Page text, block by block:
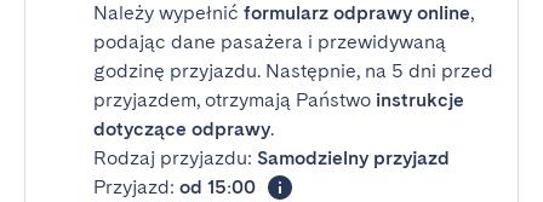
Należy wypełnić formularz odprawy online,
podając dane pasażera i przewidywaną
godzinę przyjazdu. Następnie, na 5 dni przed
przyjazdem, otrzymają Państwo instrukcje
dotyczące odprawy.
Rodzaj przyjazdu: Samodzielny przyjazd
Przyjazd: od 15:00